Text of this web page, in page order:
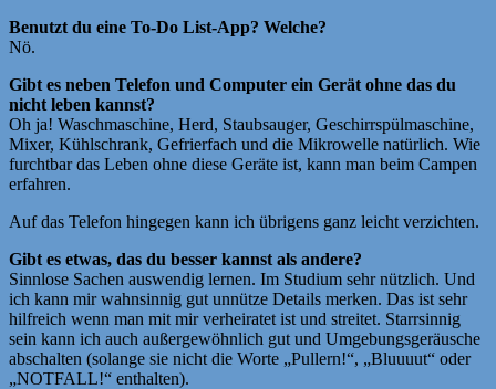
Benutzt du eine To-Do List-App? Welche?
Nö.
Gibt es neben Telefon und Computer ein Gerät ohne das du
nicht leben kannst?
Oh ja! Waschmaschine, Herd, Staubsauger, Geschirrspülmaschine,
Mixer, Kühlschrank, Gefrierfach und die Mikrowelle natürlich. Wie
furchtbar das Leben ohne diese Geräte ist, kann man beim Campen
erfahren.
Auf das Telefon hingegen kann ich übrigens ganz leicht verzichten.
Gibt es etwas, das du besser kannst als andere?
Sinnlose Sachen auswendig lernen. Im Studium sehr nützlich. Und
ich kann mir wahnsinnig gut unnütze Details merken. Das ist sehr
hilfreich wenn man mit mir verheiratet ist und streitet. Starrsinnig
sein kann ich auch außergewöhnlich gut und Umgebungsgeräusche
abschalten (solange sie nicht die Worte „Pullern!“, „Bluuuut“ oder
„NOTFALL!“ enthalten).